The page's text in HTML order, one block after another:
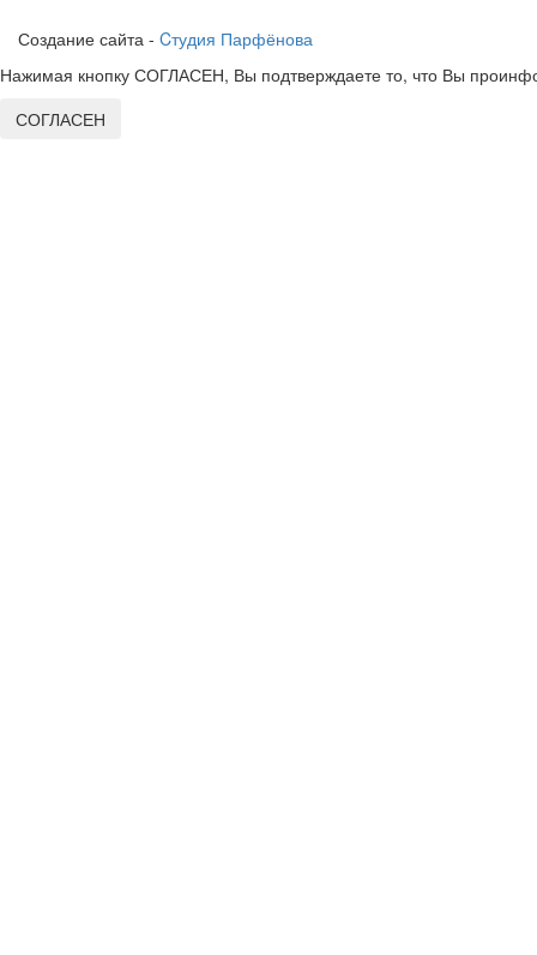
Создание сайта - Cтудия Парфёнова
Нажимая кнопку СОГЛАСЕН, Вы подтверждаете то, что Вы
СОГЛАСЕН